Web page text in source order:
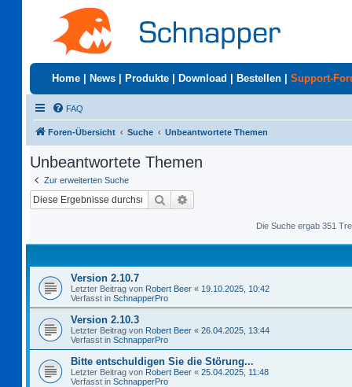
Home News Produkte Download Bestellen Support-
FAQ
Foren-Übersicht Suche Unbeantwortete Themen
Unbeantwortete Themen
Zur erweiterten Suche
Suche
Die Suche ergab 351
Version 2.10.7
Letzter Beitrag von Robert Beer « 19.10.2025, 10:42
Verfasst in SchnapperPro
Version 2.10.3
Letzter Beitrag von Robert Beer « 26.04.2025, 13:44
Verfasst in SchnapperPro
Bitte entschuldigen Sie die Störung...
Letzter Beitrag von Robert Beer « 25.04.2025, 11:48
Verfasst in SchnapperPro